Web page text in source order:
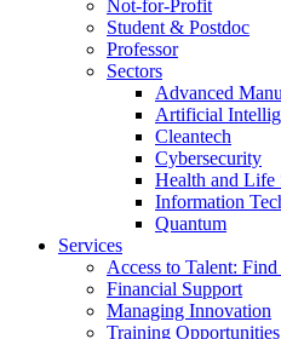
Not-for-Profit
Student & Postdoc
Professor
Sectors
Advanced
Artificial
Cleantech
Cybersecurity
Health and Life
Information
Quantum
Services
Access to Talent:
Financial Support
Managing Innovation
Training Opportunities